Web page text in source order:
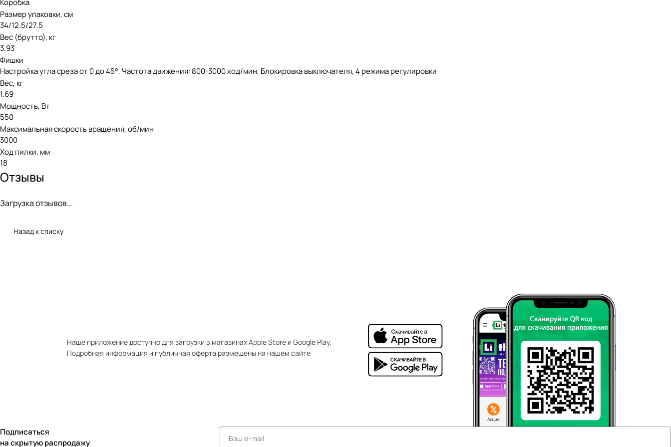
Коробка
Размер упаковки, см
34/12.5/27.5
Вес (брутто), кг
3.93
Фишки
Настройка угла среза от 0 до 45°, Частота движения: 800-3000 ход/мин, Блокировка выключателя, 4 режима регулировки
Вес, кг
1.69
Мощность, Вт
550
Максимальная скорость вращения, об/мин
3000
Ход пилки, мм
18
Отзывы
Загрузка отзывов...
Назад к списку
Наше приложение доступно для загрузки в магазинах Apple Store и Google Play.
Подробная информация и публичная оферта размещены на нашем сайте
Подписаться
на скрытую распродажу